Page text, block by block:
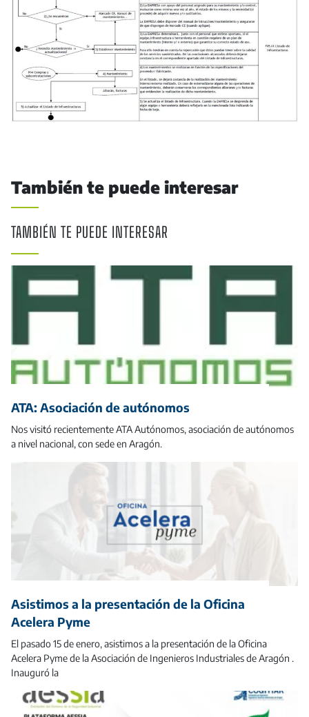
También te puede interesar
TAMBIÉN TE PUEDE INTERESAR
ATA: Asociación de autónomos
Nos visitó recientemente ATA Autónomos, asociación de autónomos
a nivel nacional, con sede en Aragón.
Asistimos a la presentación de la Oficina
Acelera Pyme
El pasado 15 de enero, asistimos a la presentación de la Oficina
Acelera Pyme de la Asociación de Ingenieros Industriales de Aragón .
Inauguró la